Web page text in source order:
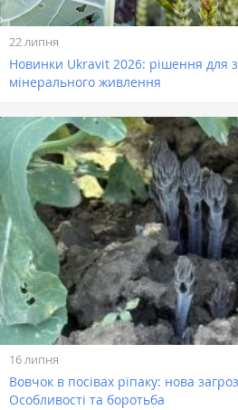
22 липня
Новинки Ukravit 2026: рішення для
мінерального живлення
16 липня
Вовчок в посівах ріпаку: нова
Особливості та боротьба